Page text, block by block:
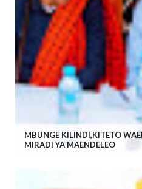
MBUNGE KILINDI,KITETO
MIRADI YA MAENDELEO